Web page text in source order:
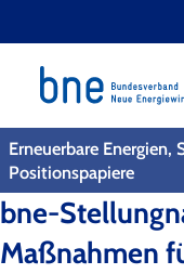
Erneuerbare Energien,
Positionspapiere
bne-
Maßnahmen